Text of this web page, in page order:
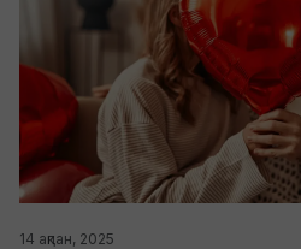
14 ақпан, 2025